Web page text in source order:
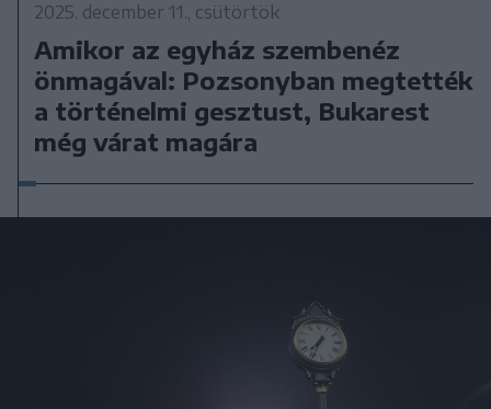
2025. december 11., csütörtök
Amikor az egyház szembenéz
önmagával: Pozsonyban megtették
a történelmi gesztust, Bukarest
még várat magára